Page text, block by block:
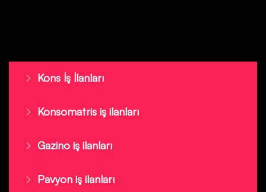
Kons İş İlanları
Konsomatris iş ilanları
Gazino iş ilanları
Pavyon iş ilanları